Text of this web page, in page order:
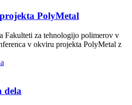
PolyMetal
Fakulteti za tehnologijo polimerov v
v okviru projekta PolyMetal z
dela